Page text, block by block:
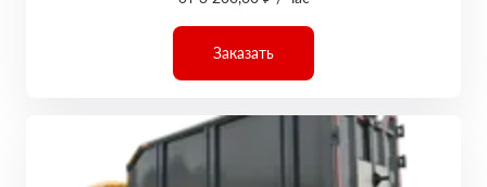
Заказать